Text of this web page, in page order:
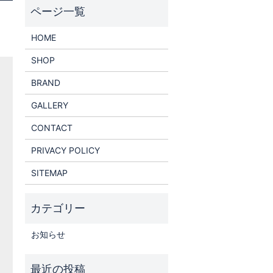
HOME
SHOP
BRAND
GALLERY
CONTACT
PRIVACY POLICY
SITEMAP
お知らせ